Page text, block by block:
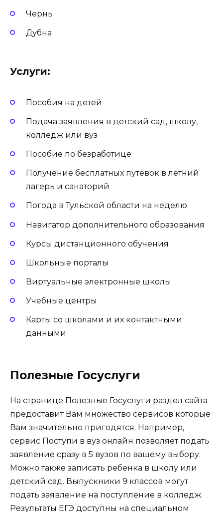
Чернь
Дубна
Услуги:
Пособия на детей
Подача заявления в детский сад, школу,
колледж или вуз
Пособие по безработице
Получение бесплатных путёвок в летний
лагерь и санаторий
Погода в Тульской области на неделю
Навигатор дополнительного образования
Курсы дистанционного обучения
Школьные порталы
Виртуальные электронные школы
Учебные центры
Карты со школами и их контактными
данными
Полезные Госуслуги
На странице Полезные Госуслуги раздел сайта
предоставит Вам множество сервисов которые
Вам значительно пригодятся. Например,
сервис Поступи в вуз онлайн позволяет подать
заявление сразу в 5 вузов по вашему выбору.
Можно также записать ребенка в школу или
детский сад. Выпускники 9 классов могут
подать заявление на поступление в колледж.
Результаты ЕГЭ доступны на специальном